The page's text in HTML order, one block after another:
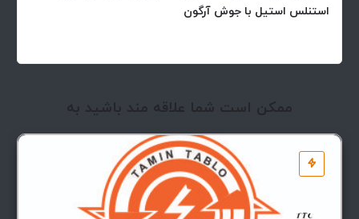
استنلس استیل با جوش آرگون
ممکن است شما علاقه مند باشید به